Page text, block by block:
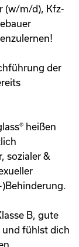
(w/m/d), Kfz-
der
heißen
sozialer &
B, gute
und fühlst dich